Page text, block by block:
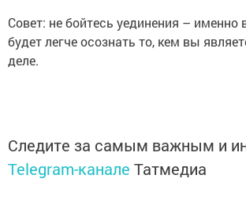
Совет: не бойтесь уединения – именно
будет легче осознать то, кем вы
деле.
Следите за самым важным и
Telegram-канале Татмедиа